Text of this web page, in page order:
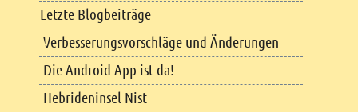
Letzte Blogbeiträge
Verbesserungsvorschläge und Änderungen
Die Android-App ist da!
Hebrideninsel Nist